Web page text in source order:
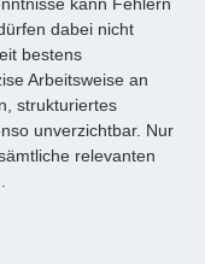
kann Fehlern
dabei nicht
bestens
Arbeitsweise an
strukturiertes
unverzichtbar. Nur
relevanten